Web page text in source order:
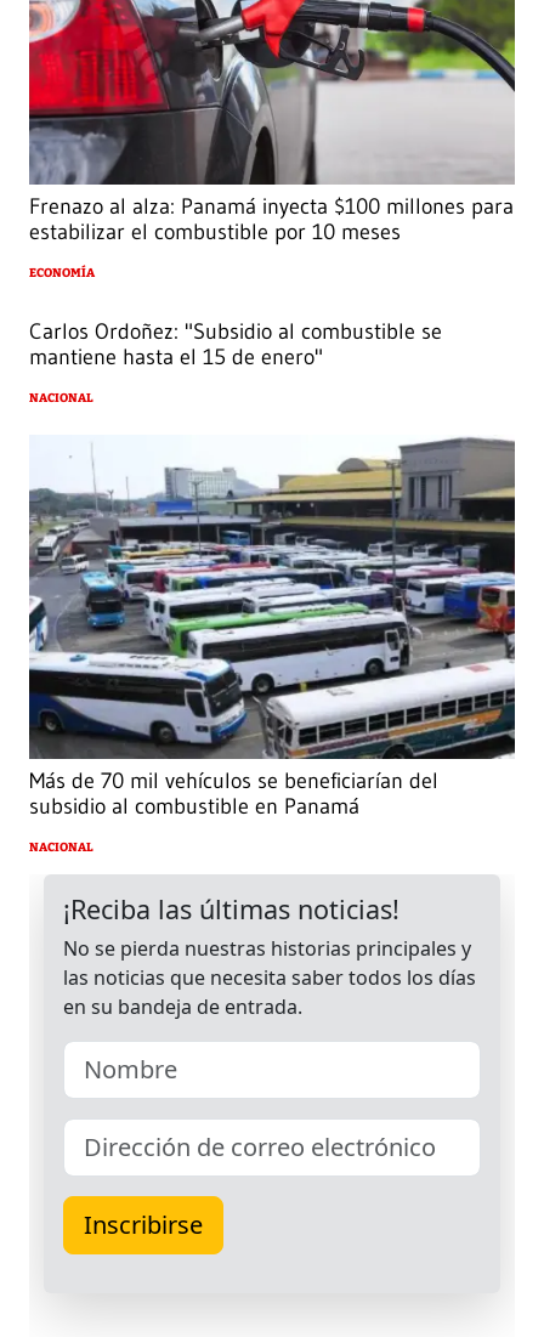
Frenazo al alza: Panamá inyecta $100 millones para
estabilizar el combustible por 10 meses
ECONOMÍA
Carlos Ordoñez: "Subsidio al combustible se
mantiene hasta el 15 de enero"
NACIONAL
Más de 70 mil vehículos se beneficiarían del
subsidio al combustible en Panamá
NACIONAL